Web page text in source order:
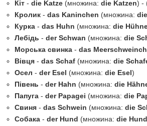
Кіт - die Katze (множина: die Katzen) -
Кролик - das Kaninchen (множина:
Курка - das Huhn (множина: die
Лебідь - der Schwan (множина: die
Морська свинка - das
Вівця - das Schaf (множина: die
Осел - der Esel (множина: die Esel)
Півень - der Hahn (множина: die
Папуга - der Papagei (множина: die
Свиня - das Schwein (множина: die
Собака - der Hund (множина: die